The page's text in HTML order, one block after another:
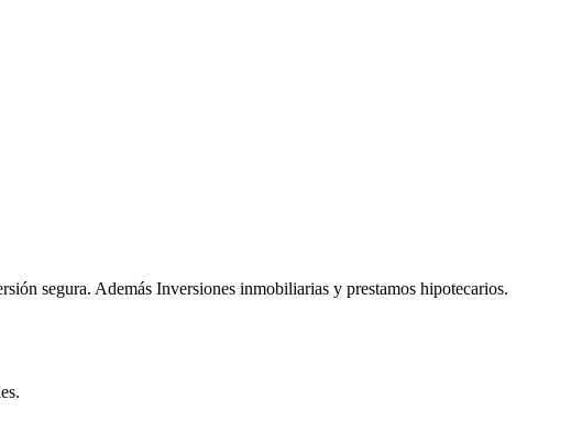
segura. Además Inversiones inmobiliarias y prestamos hipotecarios.